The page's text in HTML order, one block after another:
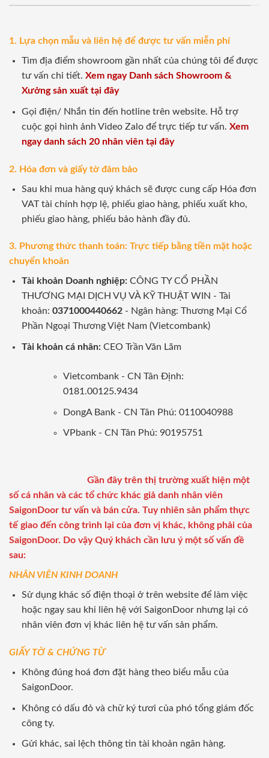
1. Lựa chọn mẫu và liên hệ để được tư vấn miễn phí
Tìm địa điểm showroom gần nhất của chúng tôi để được
tư vấn chi tiết. Xem ngay Danh sách Showroom &
Xưởng sản xuất tại đây
Gọi điện/ Nhắn tin đến hotline trên website. Hỗ trợ
cuộc gọi hình ảnh Video Zalo để trực tiếp tư vấn. Xem
ngay danh sách 20 nhân viên tại đây
2. Hóa đơn và giấy tờ đảm bảo
Sau khi mua hàng quý khách sẽ được cung cấp Hóa đơn
VAT tài chính hợp lệ, phiếu giao hàng, phiếu xuất kho,
phiếu giao hàng, phiếu bảo hành đầy đủ.
3. Phương thức thanh toán: Trực tiếp bằng tiền mặt hoặc
chuyển khoản
Tài khoản Doanh nghiệp:CÔNG TY CỔ PHẦN
THƯƠNG MẠI DỊCH VỤ VÀ KỸ THUẬT WIN - Tài
khoản: 0371000440662- Ngân hàng: Thương Mại Cổ
Phần Ngoại Thương Việt Nam (Vietcombank)
Tài khoản cá nhân: CEO Trần Văn Lãm
Vietcombank - CN Tân Định:
0181.00125.9434
DongA Bank - CN Tân Phú: 0110040988
VPbank - CN Tân Phú: 90195751
Gần đây trên thị trường xuất hiện một
số cá nhân và các tổ chức khác giả danh nhân viên
SaigonDoor tư vấn và bán cửa. Tuy nhiên sản phẩm thực
tế giao đến công trình lại của đơn vị khác, không phải của
SaigonDoor. Do vậy Quý khách cần lưu ý một số vấn đề
sau:
NHÂN VIÊN KINH DOANH
Sử dụng khác số điện thoại ở trên website để làm việc
hoặc ngay sau khi liên hệ với SaigonDoor nhưng lại có
nhân viên đơn vị khác liên hệ tư vấn sản phẩm.
GIẤY TỜ & CHỨNG TỪ
Không đúng hoá đơn đặt hàng theo biểu mẫu của
SaigonDoor.
Không có dấu đỏ và chữ ký tươi của phó tổng giám đốc
công ty.
Gửi khác, sai lệch thông tin tài khoản ngân hàng.